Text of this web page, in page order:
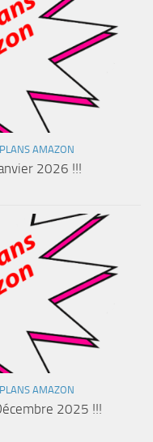
AMAZON
2026 !!!
AMAZON
2025 !!!